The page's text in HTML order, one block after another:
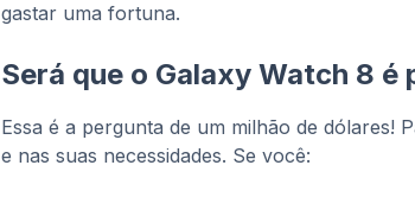
gastar uma fortuna.
Será que o Galaxy Watch 8 é
Essa é a pergunta de um milhão de dólares!
e nas suas necessidades. Se você: